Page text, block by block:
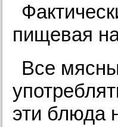
пищевая
Все
эти блюда